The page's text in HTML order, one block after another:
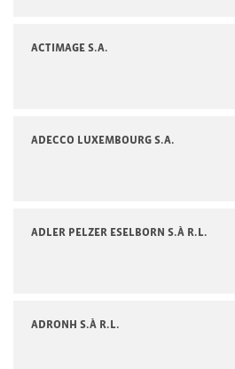
ACTIMAGE S.A.
ADECCO LUXEMBOURG S.A.
ADLER PELZER ESELBORN S.À R.L.
ADRONH S.À R.L.